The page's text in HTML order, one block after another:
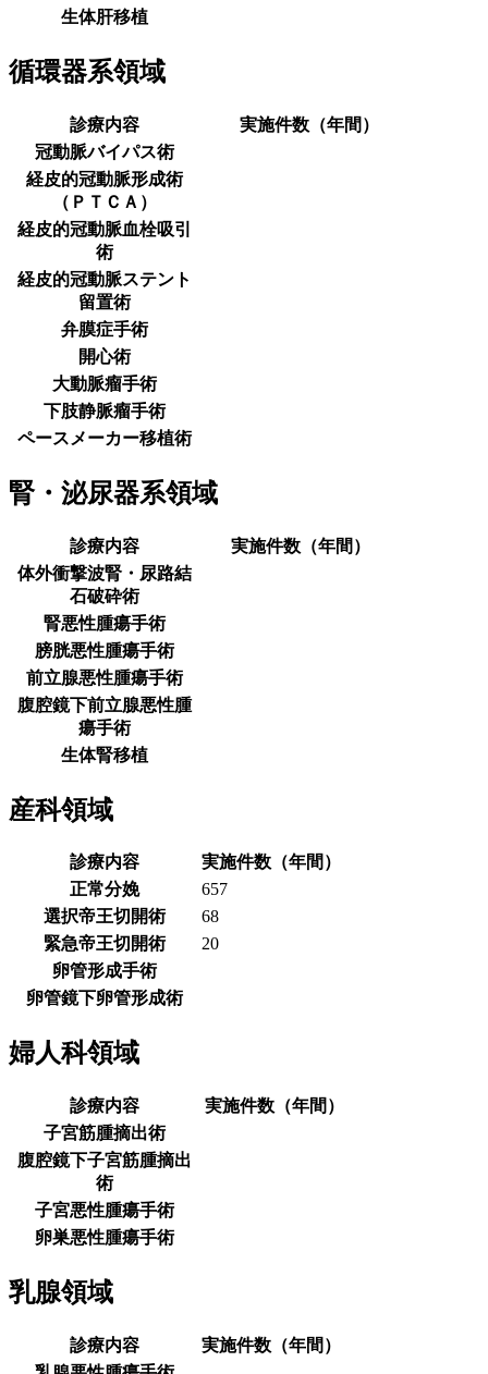
生体肝移植
循環器系領域
診療内容
実施件数（年間）
冠動脈バイパス術
経皮的冠動脈形成術
（ＰＴＣＡ）
経皮的冠動脈血栓吸引
術
経皮的冠動脈ステント
留置術
弁膜症手術
開心術
大動脈瘤手術
下肢静脈瘤手術
ペースメーカー移植術
腎・泌尿器系領域
診療内容
実施件数（年間）
体外衝撃波腎・尿路結
石破砕術
腎悪性腫瘍手術
膀胱悪性腫瘍手術
前立腺悪性腫瘍手術
腹腔鏡下前立腺悪性腫
瘍手術
生体腎移植
産科領域
診療内容
実施件数（年間）
正常分娩
657
選択帝王切開術
68
緊急帝王切開術
20
卵管形成手術
卵管鏡下卵管形成術
婦人科領域
診療内容
実施件数（年間）
子宮筋腫摘出術
腹腔鏡下子宮筋腫摘出
術
子宮悪性腫瘍手術
卵巣悪性腫瘍手術
乳腺領域
診療内容
実施件数（年間）